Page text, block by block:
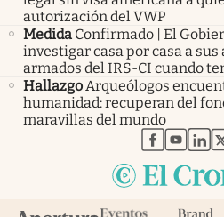
autorización del VWP
Medida Confirmado | El
investigar casa por casa a
armados del IRS-CI cuando
HallazgoArqueólogos
humanidad: recuperan del
maravillas del mundo
abre en
abre